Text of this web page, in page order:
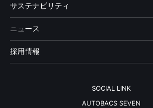
サステナビリティ
ニュース
採用情報
SOCIAL LINK
AUTOBACS SEVEN